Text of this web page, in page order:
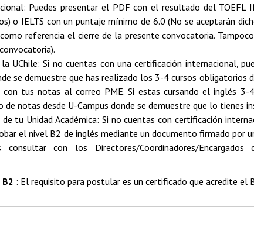
Puedes presentar el PDF con el resultado del TOEFL
o IELTS con un puntaje mínimo de 6.0 (No se aceptarán
referencia el cierre de la presente convocatoria.
UChile: Si no cuentas con una certificación internacional,
se demuestre que has realizado los 3-4 cursos obligatorios
con tus notas al correo PME. Si estas cursando el inglés
notas desde U-Campus donde se demuestre que lo tienes
tu Unidad Académica: Si no cuentas con certificación
el nivel B2 de inglés mediante un documento firmado por
consultar con los Directores/Coordinadores/
B2 : El requisito para postular es un certificado que acredite el